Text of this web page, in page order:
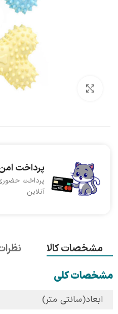
پرداخت
پرداخت
آنلاین
مشخصات کالا
مشخصات کلی
ابعاد(سانتی متر)